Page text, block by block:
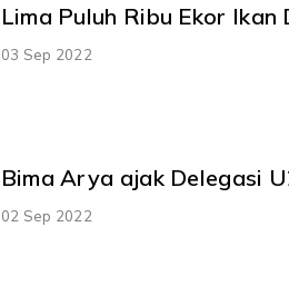
Lima Puluh Ribu Ekor
03 Sep 2022
Bima Arya ajak Delegasi
02 Sep 2022